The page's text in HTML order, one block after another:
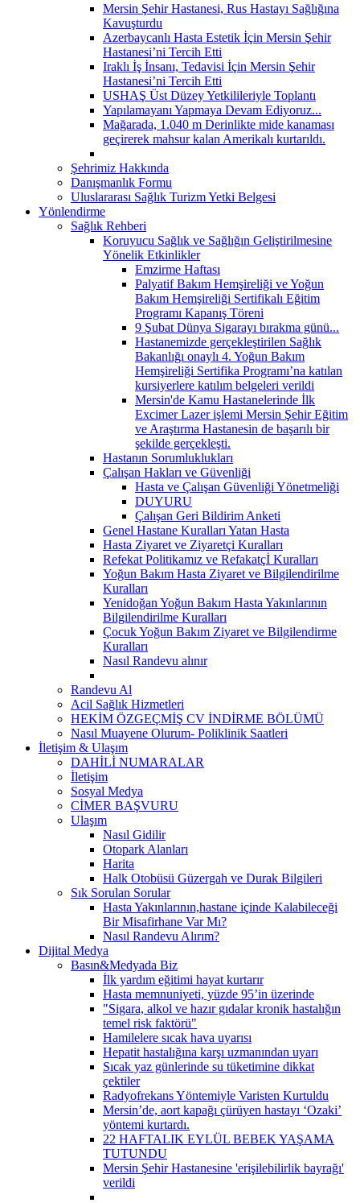
Mersin Şehir Hastanesi, Rus Hastayı Sağlığına
Kavuşturdu
Azerbaycanlı Hasta Estetik İçin Mersin Şehir
Hastanesi’ni Tercih Etti
Iraklı İş İnsanı, Tedavisi İçin Mersin Şehir
Hastanesi’ni Tercih Etti
USHAŞ Üst Düzey Yetkilileriyle Toplantı
Yapılamayanı Yapmaya Devam Ediyoruz...
Mağarada, 1.040 m Derinlikte mide kanaması
geçirerek mahsur kalan Amerikalı kurtarıldı.
Şehrimiz Hakkında
Danışmanlık Formu
Uluslararası Sağlık Turizm Yetki Belgesi
Yönlendirme
Sağlık Rehberi
Koruyucu Sağlık ve Sağlığın Geliştirilmesine
Yönelik Etkinlikler
Emzirme Haftası
Palyatif Bakım Hemşireliği ve Yoğun
Bakım Hemşireliği Sertifikalı Eğitim
Programı Kapanış Töreni
9 Şubat Dünya Sigarayı bırakma günü...
Hastanemizde gerçekleştirilen Sağlık
Bakanlığı onaylı 4. Yoğun Bakım
Hemşireliği Sertifika Programı’na katılan
kursiyerlere katılım belgeleri verildi
Mersin'de Kamu Hastanelerinde İlk
Excimer Lazer işlemi Mersin Şehir Eğitim
ve Araştırma Hastanesin de başarılı bir
şekilde gerçekleşti.
Hastanın Sorumluklukları
Çalışan Hakları ve Güvenliği
Hasta ve Çalışan Güvenliği Yönetmeliği
DUYURU
Çalışan Geri Bildirim Anketi
Genel Hastane Kuralları Yatan Hasta
Hasta Ziyaret ve Ziyaretçi Kuralları
Refekat Politikamız ve Refakatçİ Kuralları
Yoğun Bakım Hasta Ziyaret ve Bilgilendirilme
Kuralları
Yenidoğan Yoğun Bakım Hasta Yakınlarının
Bilgilendirilme Kuralları
Çocuk Yoğun Bakım Ziyaret ve Bilgilendirme
Kuralları
Nasıl Randevu alınır
Randevu Al
Acil Sağlık Hizmetleri
HEKİM ÖZGEÇMİŞ CV İNDİRME BÖLÜMÜ
Nasıl Muayene Olurum- Poliklinik Saatleri
İletişim & Ulaşım
DAHİLİ NUMARALAR
İletişim
Sosyal Medya
CİMER BAŞVURU
Ulaşım
Nasıl Gidilir
Otopark Alanları
Harita
Halk Otobüsü Güzergah ve Durak Bilgileri
Sık Sorulan Sorular
Hasta Yakınlarının,hastane içinde Kalabileceği
Bir Misafirhane Var Mı?
Nasıl Randevu Alırım?
Dijital Medya
Basın&Medyada Biz
İlk yardım eğitimi hayat kurtarır
Hasta memnuniyeti, yüzde 95’in üzerinde
"Sigara, alkol ve hazır gıdalar kronik hastalığın
temel risk faktörü"
Hamilelere sıcak hava uyarısı
Hepatit hastalığına karşı uzmanından uyarı
Sıcak yaz günlerinde su tüketimine dikkat
çektiler
Radyofrekans Yöntemiyle Varisten Kurtuldu
Mersin’de, aort kapağı çürüyen hastayı ‘Ozaki’
yöntemi kurtardı.
22 HAFTALIK EYLÜL BEBEK YAŞAMA
TUTUNDU
Mersin Şehir Hastanesine 'erişilebilirlik bayrağı'
verildi